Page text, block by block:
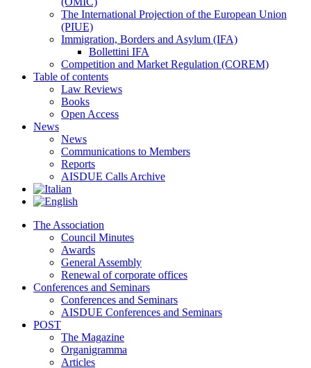
The International Projection of the European Union
(PIUE)
Immigration, Borders and Asylum (IFA)
Bollettini IFA
Competition and Market Regulation (COREM)
Table of contents
Law Reviews
Books
Open Access
News
News
Communications to Members
Reports
AISDUE Calls Archive
The Association
Council Minutes
Awards
General Assembly
Renewal of corporate offices
Conferences and Seminars
Conferences and Seminars
AISDUE Conferences and Seminars
POST
The Magazine
Organigramma
Articles